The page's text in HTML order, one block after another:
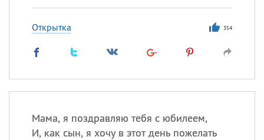
Открытка 354
Мама, я поздравляю тебя с юбилеем,
И, как сын, я хочу в этот день пожелать